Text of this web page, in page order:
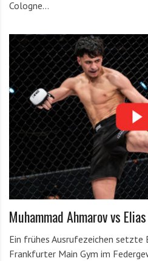
Cologne…
Muhammad Ahmarov vs
Ein frühes Ausrufezeichen setzte
Frankfurter Main Gym im